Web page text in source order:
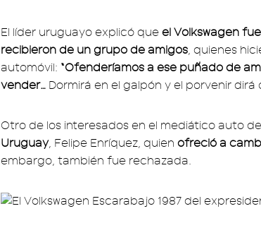
El líder uruguayo explicó que el Volkswagen
recibieron de un grupo de amigos, quienes
automóvil: “Ofenderíamos a ese puñado de
vender… Dormirá en el galpón y el porvenir dirá
Otro de los interesados en el mediático auto
Uruguay, Felipe Enríquez, quien ofreció a
embargo, también fue rechazada.